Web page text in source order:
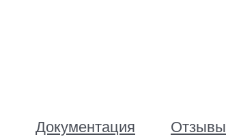
Документация Отзывы